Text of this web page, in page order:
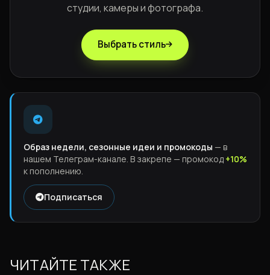
студии, камеры и фотографа.
Выбрать стиль
Образ недели, сезонные идеи и промокоды — в
нашем Телеграм-канале. В закрепе — промокод +10%
к пополнению.
Подписаться
ЧИТАЙТЕ ТАКЖЕ